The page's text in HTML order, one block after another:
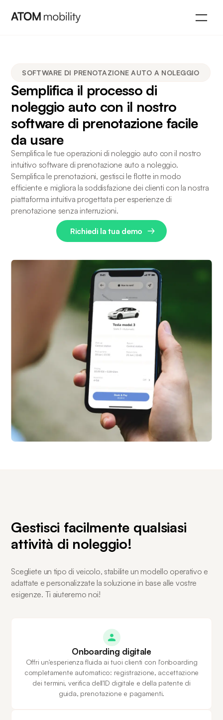
SOFTWARE DI PRENOTAZIONE AUTO A NOLEGGIO
Semplifica il processo di
noleggio auto con il nostro
software di prenotazione facile
da usare
Semplifica le tue operazioni di noleggio auto con il nostro
intuitivo software di prenotazione auto a noleggio.
Semplifica le prenotazioni, gestisci le flotte in modo
efficiente e migliora la soddisfazione dei clienti con la nostra
piattaforma intuitiva progettata per esperienze di
prenotazione senza interruzioni.
Richiedi la tua demo
Gestisci facilmente qualsiasi
attività di noleggio!
Scegliete un tipo di veicolo, stabilite un modello operativo e
adattate e personalizzate la soluzione in base alle vostre
esigenze. Ti aiuteremo noi!
Onboarding digitale
Offri un'esperienza fluida ai tuoi clienti con l'onboarding
completamente automatico: registrazione, accettazione
dei termini, verifica dell'ID digitale e della patente di
guida, prenotazione e pagamenti.